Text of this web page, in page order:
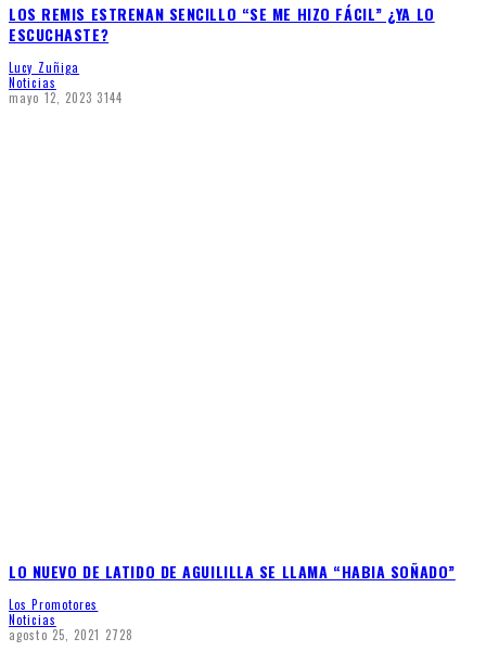
LOS REMIS ESTRENAN SENCILLO “SE ME HIZO FÁCIL” ¿YA LO
ESCUCHASTE?
Lucy Zuñiga
Noticias
mayo 12, 2023 3144
LO NUEVO DE LATIDO DE AGUILILLA SE LLAMA “HABIA SOÑADO”
Los Promotores
Noticias
agosto 25, 2021 2728